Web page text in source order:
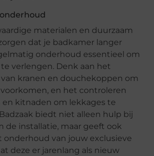
materialen en duurzaam
dat je badkamer langer
onderhoud essentieel om
verlengen. Denk aan het
kranen en douchekoppen om
en het controleren
en kitnaden om lekkages te
biedt niet alleen hulp bij
de installatie, maar geeft ook
onderhoud van jouw exclusieve
deze er jarenlang als nieuw